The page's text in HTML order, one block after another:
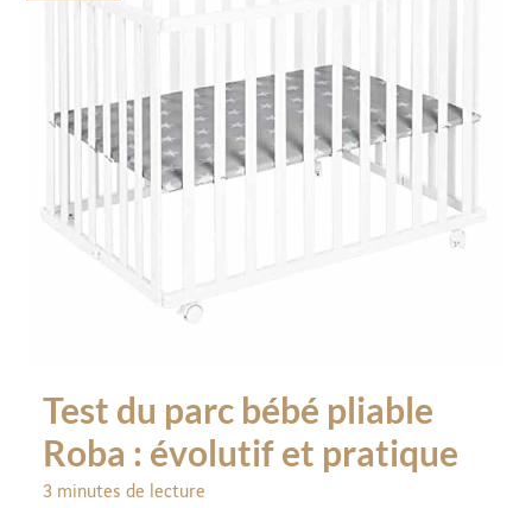
Test du parc bébé pliable
Roba : évolutif et pratique
3 minutes de lecture